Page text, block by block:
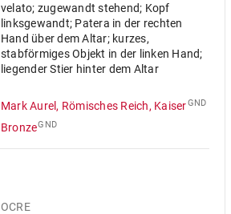
velato; zugewandt stehend; Kopf
linksgewandt; Patera in der rechten
Hand über dem Altar; kurzes,
stabförmiges Objekt in der linken Hand;
liegender Stier hinter dem Altar
Mark Aurel, Römisches Reich, KaiserGND
BronzeGND
OCRE